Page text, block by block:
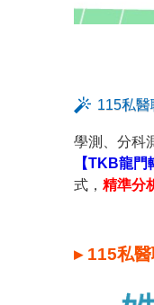
115私醫
學測、分科
【TKB龍
式， 精準分
▸ 115私